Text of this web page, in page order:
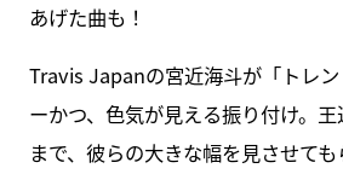
あげた曲も！
Travis Japanの宮近海斗が「トレ
ーかつ、色気が見える振り付け。
まで、彼らの大きな幅を見させて